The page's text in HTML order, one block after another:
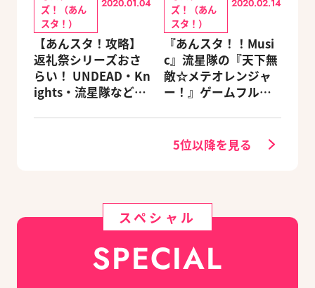
ズ！（あん
スタ！）
2020.01.04
【あんスタ！攻略】
返礼祭シリーズおさ
らい！ UNDEAD・Kn
ights・流星隊など、
ズ！（あん
スタ！）
2020.02.14
『あんスタ！！Musi
c』流星隊の『天下無
敵☆メテオレンジャ
ー！』ゲームフルサ
5位以降を見る
スペシャル
SPECIAL